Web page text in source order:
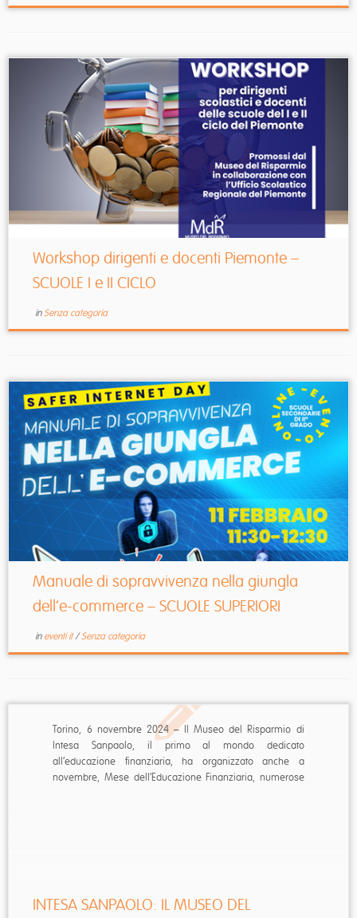
Workshop dirigenti e docenti Piemonte –
SCUOLE I e II CICLO
inSenza categoria
Manuale di sopravvivenza nella giungla
dell’e-commerce – SCUOLE SUPERIORI
in eventi it/Senza categoria
Torino, 6 novembre 2024 – Il Museo del Risparmio di
Intesa Sanpaolo, il primo al mondo dedicato
all’educazione finanziaria, ha organizzato anche a
novembre, Mese dell’Educazione Finanziaria, numerose
INTESA SANPAOLO: IL MUSEO DEL